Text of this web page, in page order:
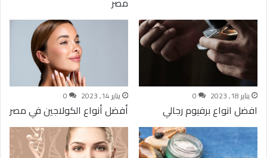
يناير 18, 2023 0
افضل انواع برفيوم رجالي
يناير 14, 2023 0
أفضل أنواع الكولاجين في مصر